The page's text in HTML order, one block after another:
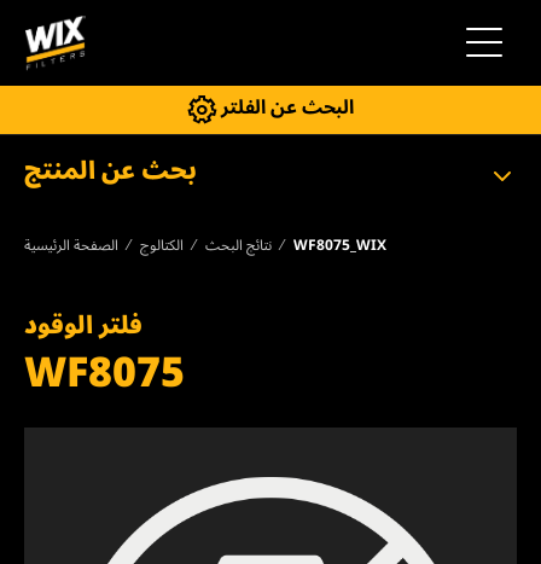
التنقل
البحث عن الفلتر
بحث عن المنتج
الصفحة الرئيسية الكتالوج نتائج البحث WF8075_WIX
فلتر الوقود
WF8075